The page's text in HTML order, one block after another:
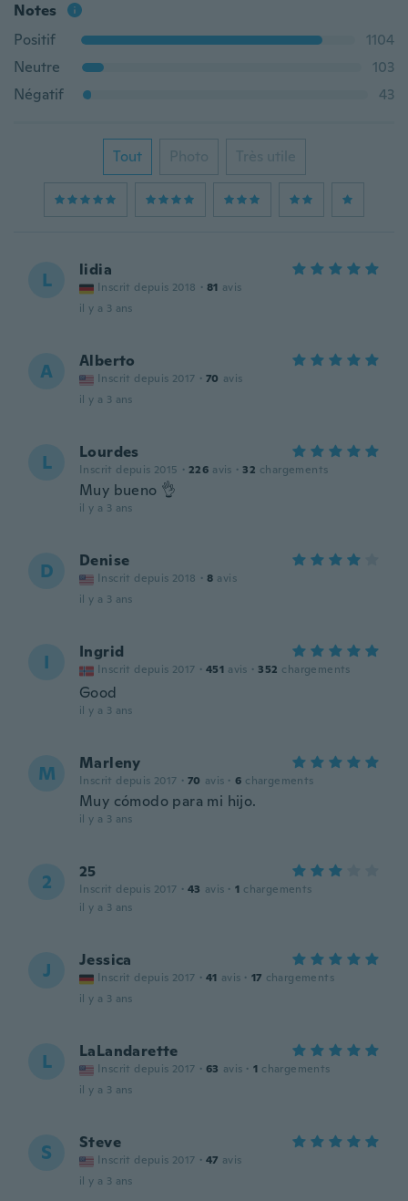
Notes
Positif
1104
Neutre
103
Négatif
43
Tout Photo Très utile
L lidia
Inscrit depuis 2018 · 81 avis
il y a 3 ans
A Alberto
Inscrit depuis 2017 · 70 avis
il y a 3 ans
L Lourdes
Inscrit depuis 2015 · 226 avis · 32 chargements
Muy bueno 👌
il y a 3 ans
D Denise
Inscrit depuis 2018 · 8 avis
il y a 3 ans
I Ingrid
Inscrit depuis 2017 · 451 avis · 352 chargements
Good
il y a 3 ans
M Marleny
Inscrit depuis 2017 · 70 avis · 6 chargements
Muy cómodo para mi hijo.
il y a 3 ans
2 25
Inscrit depuis 2017 · 43 avis · 1 chargements
il y a 3 ans
J Jessica
Inscrit depuis 2017 · 41 avis · 17 chargements
il y a 3 ans
L LaLandarette
Inscrit depuis 2017 · 63 avis · 1 chargements
il y a 3 ans
S Steve
Inscrit depuis 2017 · 47 avis
il y a 3 ans